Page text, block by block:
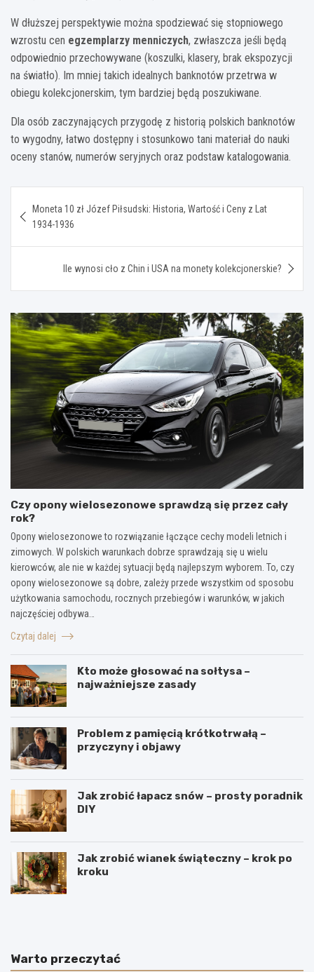
W dłuższej perspektywie można spodziewać się stopniowego
wzrostu cen egzemplarzy menniczych, zwłaszcza jeśli będą
odpowiednio przechowywane (koszulki, klasery, brak ekspozycji
na światło). Im mniej takich idealnych banknotów przetrwa w
obiegu kolekcjonerskim, tym bardziej będą poszukiwane.
Dla osób zaczynających przygodę z historią polskich banknotów
to wygodny, łatwo dostępny i stosunkowo tani materiał do nauki
oceny stanów, numerów seryjnych oraz podstaw katalogowania.
wpisu
Moneta 10 zł Józef Piłsudski: Historia, Wartość i Ceny z Lat
1934-1936
Ile wynosi cło z Chin i USA na monety kolekcjonerskie?
Czy opony wielosezonowe sprawdzą się przez cały
rok?
Opony wielosezonowe to rozwiązanie łączące cechy modeli letnich i
zimowych. W polskich warunkach dobrze sprawdzają się u wielu
kierowców, ale nie w każdej sytuacji będą najlepszym wyborem. To, czy
opony wielosezonowe są dobre, zależy przede wszystkim od sposobu
użytkowania samochodu, rocznych przebiegów i warunków, w jakich
najczęściej odbywa…
Czytaj dalej
Kto może głosować na sołtysa –
najważniejsze zasady
Problem z pamięcią krótkotrwałą –
przyczyny i objawy
Jak zrobić łapacz snów – prosty poradnik
DIY
Jak zrobić wianek świąteczny – krok po
kroku
J
p
W
y
Warto przeczytać